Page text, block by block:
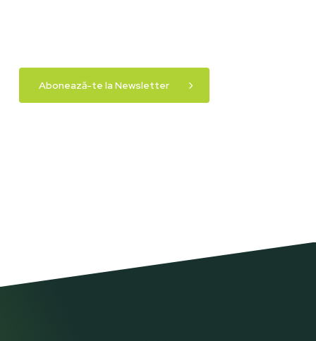
Abonează-te la Newsletter